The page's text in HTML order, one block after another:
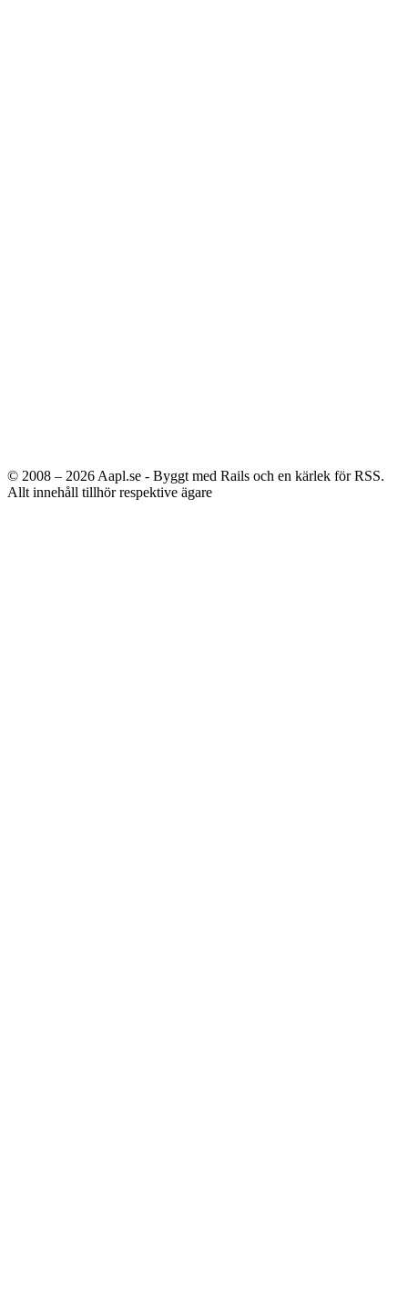
© 2008 – 2026 Aapl.se - Byggt med Rails och en kärlek för RSS.
Allt innehåll tillhör respektive ägare